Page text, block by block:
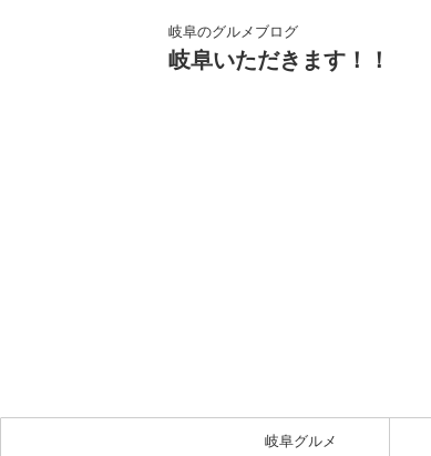
岐阜のグルメブログ
岐阜いただきます！！
岐阜グルメ